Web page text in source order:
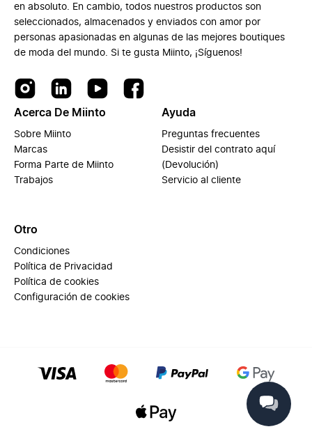
en absoluto. En cambio, todos nuestros productos son
seleccionados, almacenados y enviados con amor por
personas apasionadas en algunas de las mejores boutiques
de moda del mundo. Si te gusta Miinto, ¡Síguenos!
Acerca De Miinto
Sobre Miinto
Marcas
Forma Parte de Miinto
Trabajos
Ayuda
Preguntas frecuentes
Desistir del contrato aquí
(Devolución)
Servicio al cliente
Otro
Condiciones
Política de Privacidad
Política de cookies
Configuración de cookies